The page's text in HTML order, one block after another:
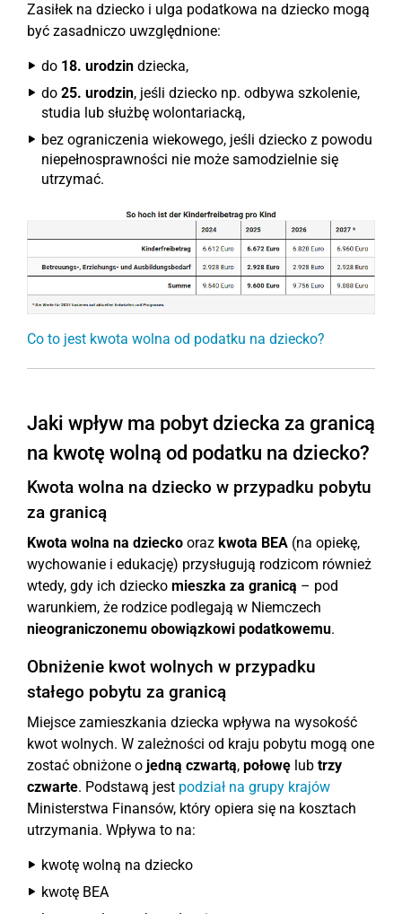
Zasiłek na dziecko i ulga podatkowa na dziecko mogą
być zasadniczo uwzględnione:
do 18. urodzin dziecka,
do 25. urodzin, jeśli dziecko np. odbywa szkolenie,
studia lub służbę wolontariacką,
bez ograniczenia wiekowego, jeśli dziecko z powodu
niepełnosprawności nie może samodzielnie się
utrzymać.
Co to jest kwota wolna od podatku na dziecko?
Jaki wpływ ma pobyt dziecka za granicą
na kwotę wolną od podatku na dziecko?
Kwota wolna na dziecko w przypadku pobytu
za granicą
Kwota wolna na dziecko oraz kwota BEA (na opiekę,
wychowanie i edukację) przysługują rodzicom również
wtedy, gdy ich dziecko mieszka za granicą – pod
warunkiem, że rodzice podlegają w Niemczech
nieograniczonemu obowiązkowi podatkowemu.
Obniżenie kwot wolnych w przypadku
stałego pobytu za granicą
Miejsce zamieszkania dziecka wpływa na wysokość
kwot wolnych. W zależności od kraju pobytu mogą one
zostać obniżone o jedną czwartą, połowę lub trzy
czwarte. Podstawą jest podział na grupy krajów
Ministerstwa Finansów, który opiera się na kosztach
utrzymania. Wpływa to na:
kwotę wolną na dziecko
kwotę BEA